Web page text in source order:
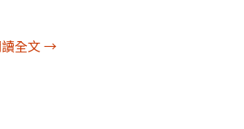
全文演唱會眾生相
→